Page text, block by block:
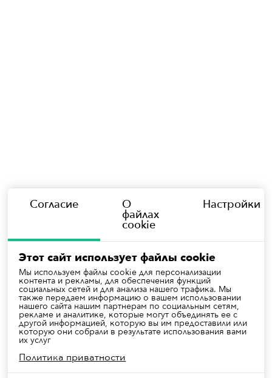
Согласие О
файлах
cookie
Настройки
Этот сайт использует файлы cookie
Мы используем файлы cookie для персонализации
контента и рекламы, для обеспечения функций
социальных сетей и для анализа нашего трафика. Мы
также передаем информацию о вашем использовании
нашего сайта нашим партнерам по социальным сетям,
рекламе и аналитике, которые могут объединять ее с
другой информацией, которую вы им предоставили или
которую они собрали в результате использования вами
их услуг
Политика приватности